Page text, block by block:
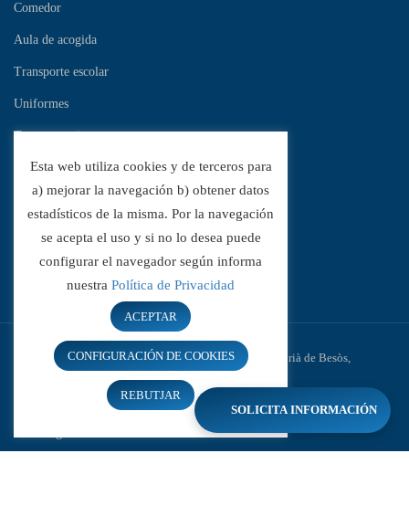
Comedor
Aula de acogida
Transporte escolar
Uniformes
Transparencia
Canal de denuncias
Noticias
XIII Jocs Floral Catalunya – Ganador
© Escola Túrbula - Escola privada concertada a Sant Adrià de Besòs,
2025 All Rights Reserved
SOLICITA INFORMACIÓN
Esta web utiliza cookies y de terceros para
a) mejorar la navegación b) obtener datos
estadísticos de la misma. Por la navegación
se acepta el uso y si no lo desea puede
configurar el navegador según informa
nuestra Política de Privacidad
ACEPTAR
CONFIGURACIÓN DE COOKIES
REBUTJAR